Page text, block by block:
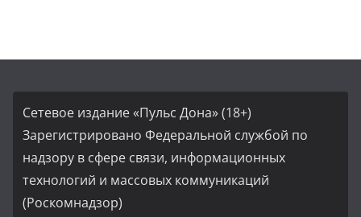
Сетевое издание «Пульс Дона» (18+)
Зарегистрировано Федеральной службой по
надзору в сфере связи, информационных
технологий и массовых коммуникаций
(Роскомнадзор)